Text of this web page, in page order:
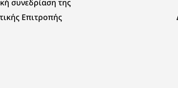
συνεδρίαση της
Επιτροπής